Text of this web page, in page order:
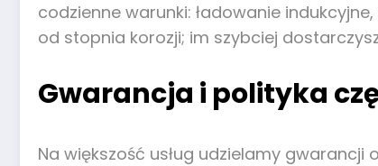
codzienne warunki: ładowanie
od stopnia korozji; im szybciej
Gwarancja i polityka
Na większość usług udzielamy